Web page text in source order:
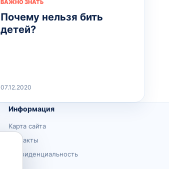
ВАЖНО ЗНАТЬ
Почему нельзя бить
детей?
07.12.2020
Информация
Карта сайта
Контакты
Конфиденциальность